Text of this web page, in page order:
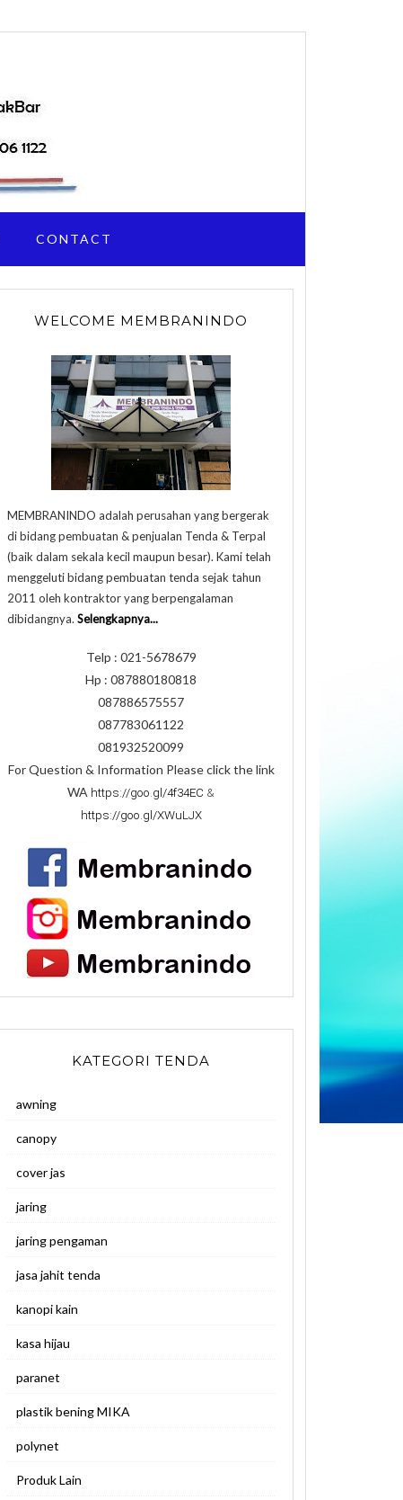
CONTACT
WELCOME MEMBRANINDO
MEMBRANINDO adalah perusahan yang bergerak
di bidang pembuatan & penjualan Tenda & Terpal
(baik dalam sekala kecil maupun besar). Kami telah
menggeluti bidang pembuatan tenda sejak tahun
2011 oleh kontraktor yang berpengalaman
dibidangnya. Selengkapnya...
Telp : 021-5678679
Hp : 087880180818
087886575557
087783061122
081932520099
For Question & Information Please click the link
WA https://goo.gl/4f34EC &
https://goo.gl/XWuLJX
KATEGORI TENDA
awning
canopy
cover jas
jaring
jaring pengaman
jasa jahit tenda
kanopi kain
kasa hijau
paranet
plastik bening MIKA
polynet
Produk Lain